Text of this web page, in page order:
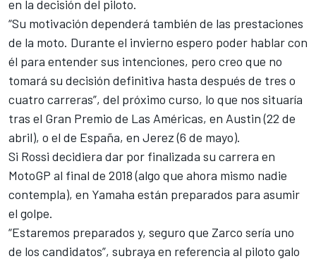
en la decisión del piloto.
“Su motivación dependerá también de las prestaciones
de la moto. Durante el invierno espero poder hablar con
él para entender sus intenciones, pero creo que no
tomará su decisión definitiva hasta después de tres o
cuatro carreras”, del próximo curso, lo que nos situaría
tras el Gran Premio de Las Américas, en Austin (22 de
abril), o el de España, en Jerez (6 de mayo).
Si Rossi decidiera dar por finalizada su carrera en
MotoGP al final de 2018 (algo que ahora mismo nadie
contempla), en Yamaha están preparados para asumir
el golpe.
“Estaremos preparados y, seguro que Zarco sería uno
de los candidatos”, subraya en referencia al piloto galo